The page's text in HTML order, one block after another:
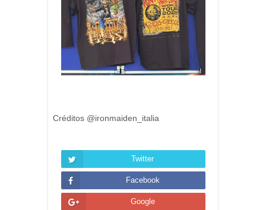
Créditos @ironmaiden_italia
Twitter
Facebook
Google